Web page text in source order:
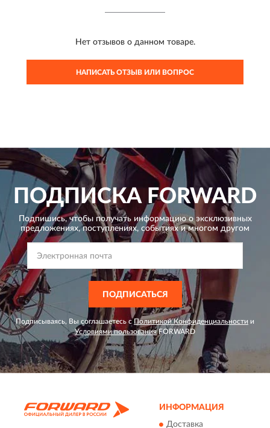
Нет отзывов о данном товаре.
НАПИСАТЬ ОТЗЫВ ИЛИ ВОПРОС
ПОДПИСКА FORWARD
Подпишись, чтобы получать информацию о эксклюзивных
предложениях,поступлениях, событиях и многом другом
ПОДПИСАТЬСЯ
Подписываясь, Вы соглашаетесь сПолитикой Конфиденциальности и
Условиями пользованияFORWARD
ИНФОРМАЦИЯ
Доставка